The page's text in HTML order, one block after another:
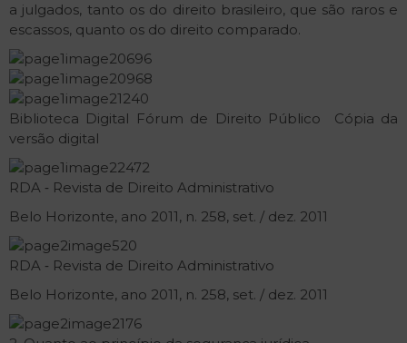
a julgados, tanto os do direito brasileiro, que são raros e
escassos, quanto os do direito comparado.
Biblioteca Digital Fórum de Direito Público ­ Cópia da
versão digital
RDA ‐ Revista de Direito Administrativo
Belo Horizonte, ano 2011, n. 258, set. / dez. 2011
RDA ‐ Revista de Direito Administrativo
Belo Horizonte, ano 2011, n. 258, set. / dez. 2011